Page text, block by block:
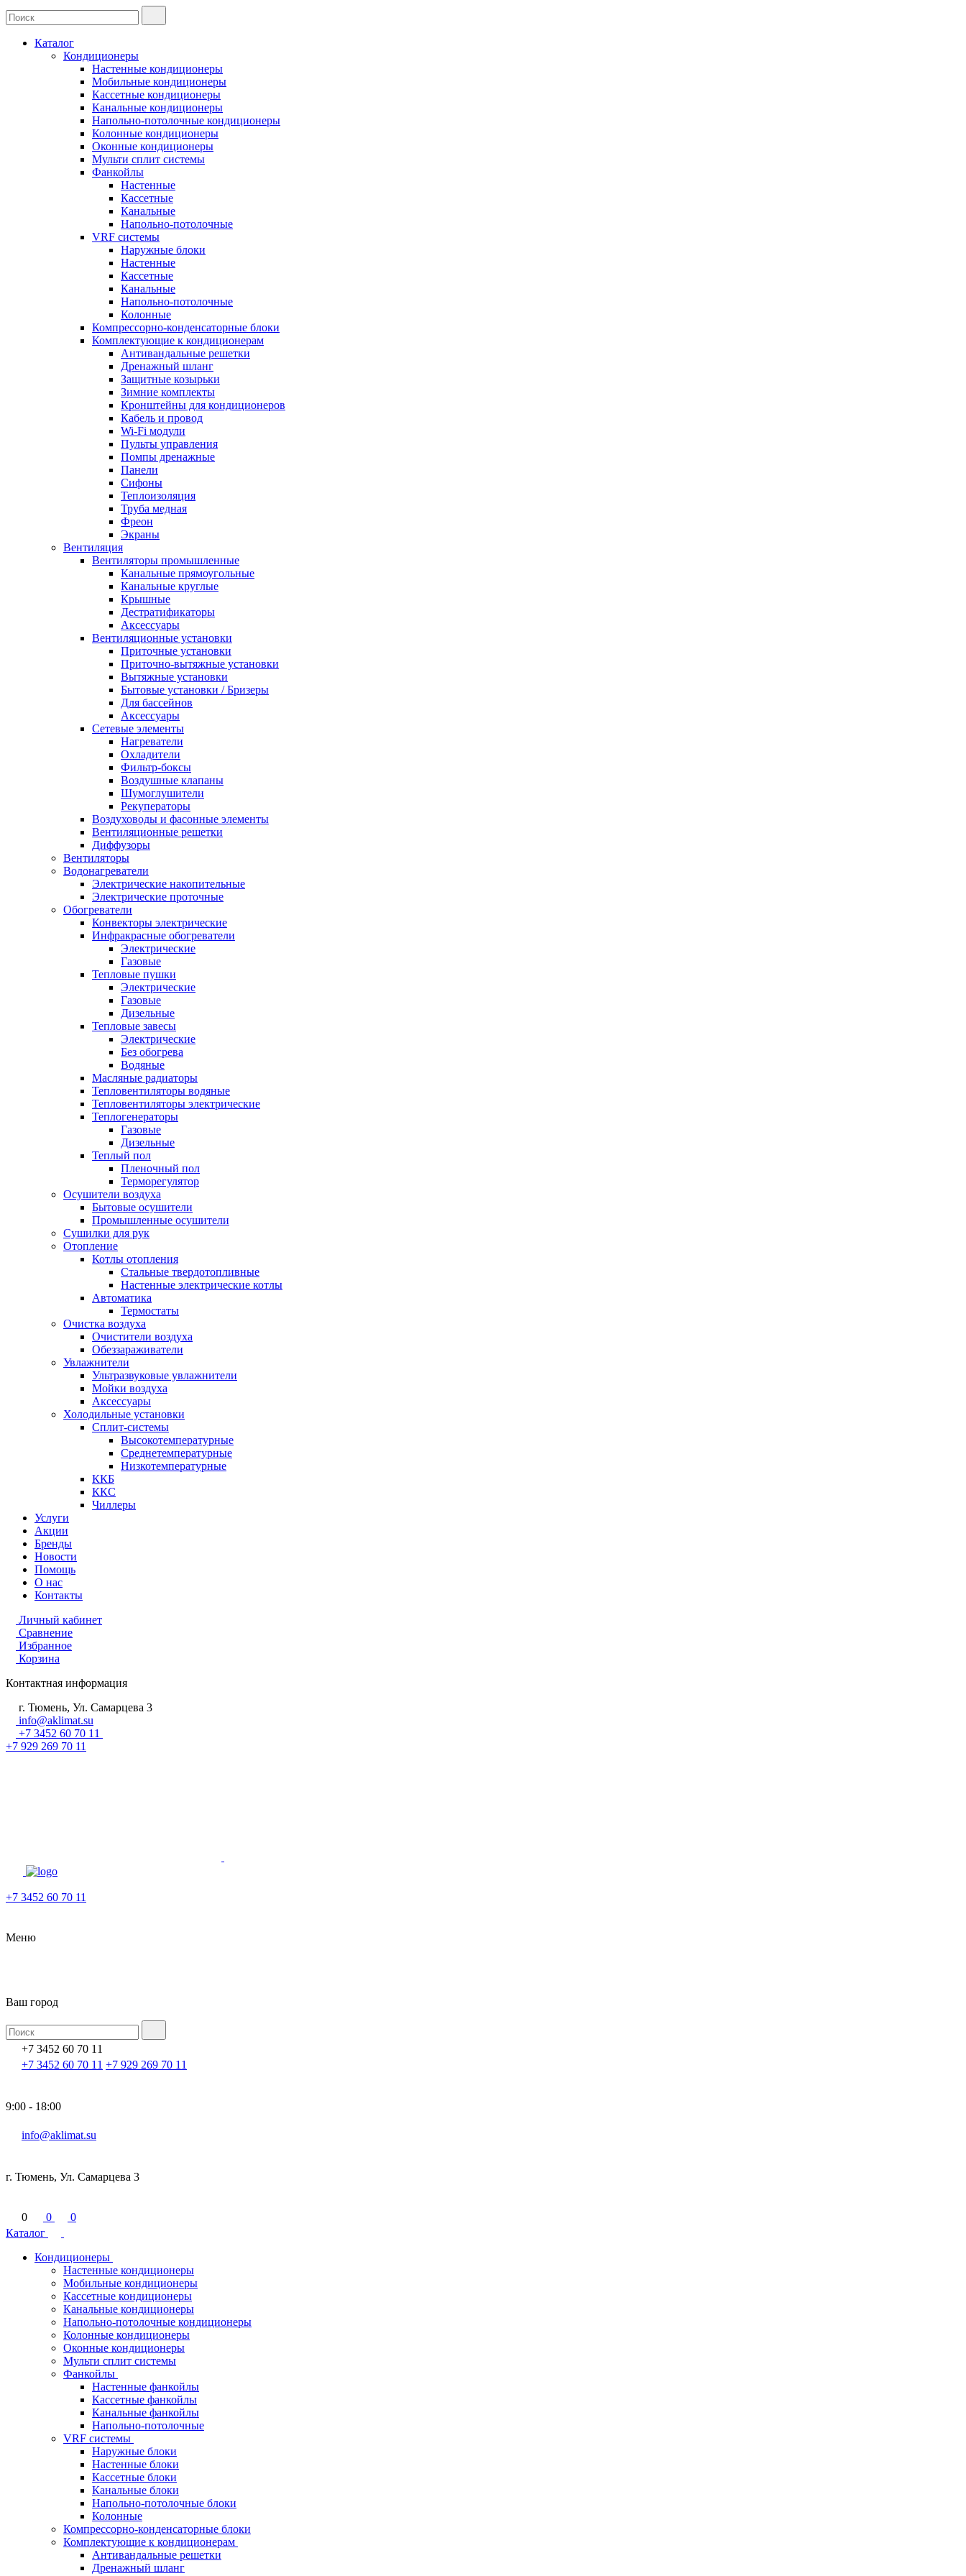
Каталог
Кондиционеры
Настенные кондиционеры
Мобильные кондиционеры
Кассетные кондиционеры
Канальные кондиционеры
Напольно-потолочные кондиционеры
Колонные кондиционеры
Оконные кондиционеры
Мульти сплит системы
Фанкойлы
Настенные
Кассетные
Канальные
Напольно-потолочные
VRF системы
Наружные блоки
Настенные
Кассетные
Канальные
Напольно-потолочные
Колонные
Компрессорно-конденсаторные блоки
Комплектующие к кондиционерам
Антивандальные решетки
Дренажный шланг
Защитные козырьки
Зимние комплекты
Кронштейны для кондиционеров
Кабель и провод
Wi-Fi модули
Пульты управления
Помпы дренажные
Панели
Сифоны
Теплоизоляция
Труба медная
Фреон
Экраны
Вентиляция
Вентиляторы промышленные
Канальные прямоугольные
Канальные круглые
Крышные
Дестратификаторы
Аксессуары
Вентиляционные установки
Приточные установки
Приточно-вытяжные установки
Вытяжные установки
Бытовые установки / Бризеры
Для бассейнов
Аксессуары
Сетевые элементы
Нагреватели
Охладители
Фильтр-боксы
Воздушные клапаны
Шумоглушители
Рекуператоры
Воздуховоды и фасонные элементы
Вентиляционные решетки
Диффузоры
Вентиляторы
Водонагреватели
Электрические накопительные
Электрические проточные
Обогреватели
Конвекторы электрические
Инфракрасные обогреватели
Электрические
Газовые
Тепловые пушки
Электрические
Газовые
Дизельные
Тепловые завесы
Электрические
Без обогрева
Водяные
Масляные радиаторы
Тепловентиляторы водяные
Тепловентиляторы электрические
Теплогенераторы
Газовые
Дизельные
Теплый пол
Пленочный пол
Терморегулятор
Осушители воздуха
Бытовые осушители
Промышленные осушители
Сушилки для рук
Отопление
Котлы отопления
Стальные твердотопливные
Настенные электрические котлы
Автоматика
Термостаты
Очистка воздуха
Очистители воздуха
Обеззараживатели
Увлажнители
Ультразвуковые увлажнители
Мойки воздуха
Аксессуары
Холодильные установки
Сплит-системы
Высокотемпературные
Среднетемпературные
Низкотемпературные
ККБ
ККС
Чиллеры
Услуги
Акции
Бренды
Новости
Помощь
О нас
Контакты
Личный кабинет
Сравнение
Избранное
Корзина
Контактная информация
г. Тюмень, Ул. Самарцева 3
info@aklimat.su
+7 3452 60 70 11
+7 929 269 70 11
+7 3452 60 70 11
Меню
Ваш город
+7 3452 60 70 11
+7 3452 60 70 11 +7 929 269 70 11
9:00 - 18:00
info@aklimat.su
г. Тюмень, Ул. Самарцева 3
0 0
0
Каталог
Кондиционеры
Настенные кондиционеры
Мобильные кондиционеры
Кассетные кондиционеры
Канальные кондиционеры
Напольно-потолочные кондиционеры
Колонные кондиционеры
Оконные кондиционеры
Мульти сплит системы
Фанкойлы
Настенные фанкойлы
Кассетные фанкойлы
Канальные фанкойлы
Напольно-потолочные
VRF системы
Наружные блоки
Настенные блоки
Кассетные блоки
Канальные блоки
Напольно-потолочные блоки
Колонные
Компрессорно-конденсаторные блоки
Комплектующие к кондиционерам
Антивандальные решетки
Дренажный шланг